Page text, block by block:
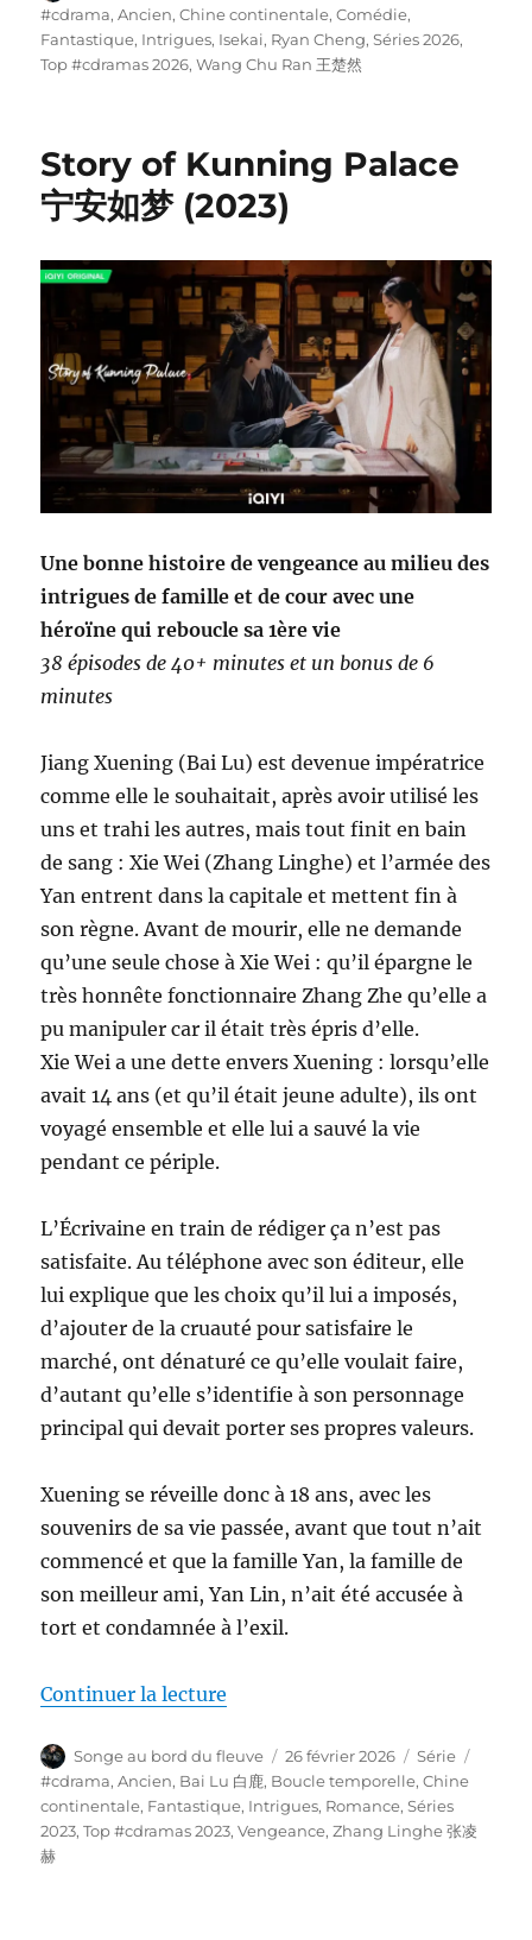
le
#cdrama,Ancien,Chine continentale,Comédie,
Fantastique, Intrigues, Isekai, Ryan Cheng,Séries 2026,
Top #cdramas 2026,Wang Chu Ran 王楚然
Story of Kunning Palace
宁安如梦 (2023)
Une bonne histoire de vengeance au milieu des
intrigues de famille et de cour avec une
héroïne qui reboucle sa 1ère vie
38 épisodes de 40+ minutes et un bonus de 6
minutes
Jiang Xuening (Bai Lu) est devenue impératrice
comme elle le souhaitait, après avoir utilisé les
uns et trahi les autres, mais tout finit en bain
de sang : Xie Wei (Zhang Linghe) et l’armée des
Yan entrent dans la capitale et mettent fin à
son règne. Avant de mourir, elle ne demande
qu’une seule chose à Xie Wei : qu’il épargne le
très honnête fonctionnaire Zhang Zhe qu’elle a
pu manipuler car il était très épris d’elle.
Xie Wei a une dette envers Xuening : lorsqu’elle
avait 14 ans (et qu’il était jeune adulte), ils ont
voyagé ensemble et elle lui a sauvé la vie
pendant ce périple.
L’Écrivaine en train de rédiger ça n’est pas
satisfaite. Au téléphone avec son éditeur, elle
lui explique que les choix qu’il lui a imposés,
d’ajouter de la cruauté pour satisfaire le
marché, ont dénaturé ce qu’elle voulait faire,
d’autant qu’elle s’identifie à son personnage
principal qui devait porter ses propres valeurs.
Xuening se réveille donc à 18 ans, avec les
souvenirs de sa vie passée, avant que tout n’ait
commencé et que la famille Yan, la famille de
son meilleur ami, Yan Lin, n’ait été accusée à
tort et condamnée à l’exil.
Continuer la lecture
Auteur
Songe au bord du fleuve
Publié
le
26 février 2026 Catégories
Série
#cdrama,Ancien, Bai Lu 白鹿, Boucle temporelle,Chine
continentale, Fantastique, Intrigues, Romance,Séries
2023,Top #cdramas 2023,Vengeance,Zhang Linghe 张凌
赫